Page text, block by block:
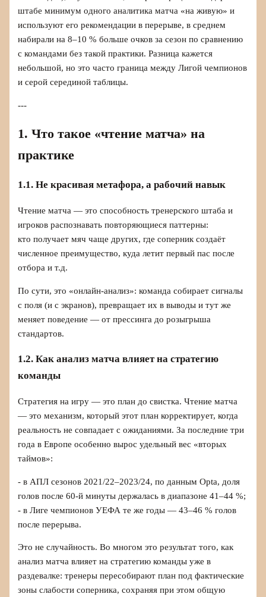
штабе минимум одного аналитика матча «на живую» и
используют его рекомендации в перерыве, в среднем
набирали на 8–10 % больше очков за сезон по сравнению
с командами без такой практики. Разница кажется
небольшой, но это часто граница между Лигой чемпионов
и серой серединой таблицы.
---
1. Что такое «чтение матча» на
практике
1.1. Не красивая метафора, а рабочий навык
Чтение матча — это способность тренерского штаба и
игроков распознавать повторяющиеся паттерны:
кто получает мяч чаще других, где соперник создаёт
численное преимущество, куда летит первый пас после
отбора и т.д.
По сути, это «онлайн‑анализ»: команда собирает сигналы
с поля (и с экранов), превращает их в выводы и тут же
меняет поведение — от прессинга до розыгрыша
стандартов.
1.2. Как анализ матча влияет на стратегию
команды
Стратегия на игру — это план до свистка. Чтение матча
— это механизм, который этот план корректирует, когда
реальность не совпадает с ожиданиями. За последние три
года в Европе особенно вырос удельный вес «вторых
таймов»:
- в АПЛ сезонов 2021/22–2023/24, по данным Opta, доля
голов после 60‑й минуты держалась в диапазоне 41–44 %;
- в Лиге чемпионов УЕФА те же годы — 43–46 % голов
после перерыва.
Это не случайность. Во многом это результат того, как
анализ матча влияет на стратегию команды уже в
раздевалке: тренеры пересобирают план под фактические
зоны слабости соперника, сохраняя при этом общую